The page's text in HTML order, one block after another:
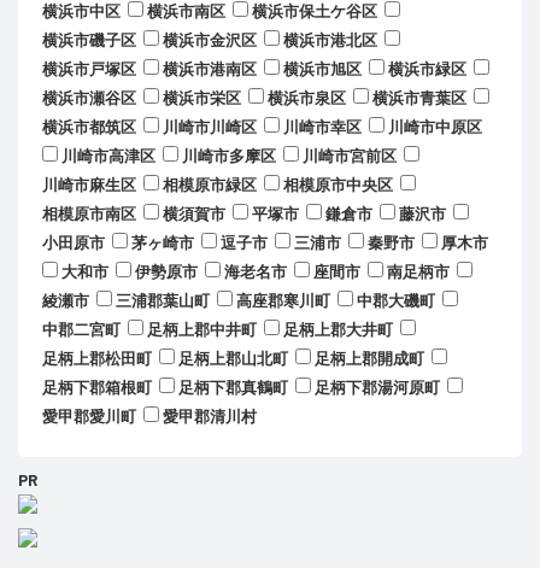
横浜市中区
横浜市南区
横浜市保土ケ谷区
横浜市磯子区
横浜市金沢区
横浜市港北区
横浜市戸塚区
横浜市港南区 横浜市旭区
横浜市緑区
横浜市瀬谷区
横浜市栄区 横浜市泉区
横浜市青葉区
横浜市都筑区
川崎市川崎区 川崎市幸区
川崎市中原区
川崎市高津区
川崎市多摩区
川崎市宮前区
川崎市麻生区
相模原市緑区
相模原市中央区
相模原市南区
横須賀市 平塚市 鎌倉市
藤沢市
小田原市
茅ヶ崎市 逗子市 三浦市 秦野市
厚木市
大和市
伊勢原市 海老名市 座間市
南足柄市
綾瀬市
三浦郡葉山町 高座郡寒川町
中郡大磯町
中郡二宮町
足柄上郡中井町
足柄上郡大井町
足柄上郡松田町
足柄上郡山北町
足柄上郡開成町
足柄下郡箱根町
足柄下郡真鶴町
足柄下郡湯河原町
愛甲郡愛川町
愛甲郡清川村
PR